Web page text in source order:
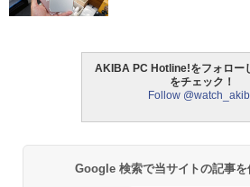
AKIBA PC Hotline!をフォロー
をチェック！
Follow
Google 検索で当サイトの記事を